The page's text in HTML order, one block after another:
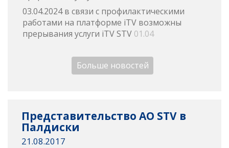
03.04.2024 в связи с профилактическими
работами на платформе iTV возможны
прерывания услуги iTV STV 01.04
Больше новостей
Представительство AО STV в
Палдиски
21.08.2017